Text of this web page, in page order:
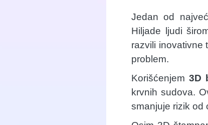
Jedan od
Hiljade ljudi
razvili inovativne
problem.
Korišćenjem3D
krvnih sudova.
smanjuje rizik od